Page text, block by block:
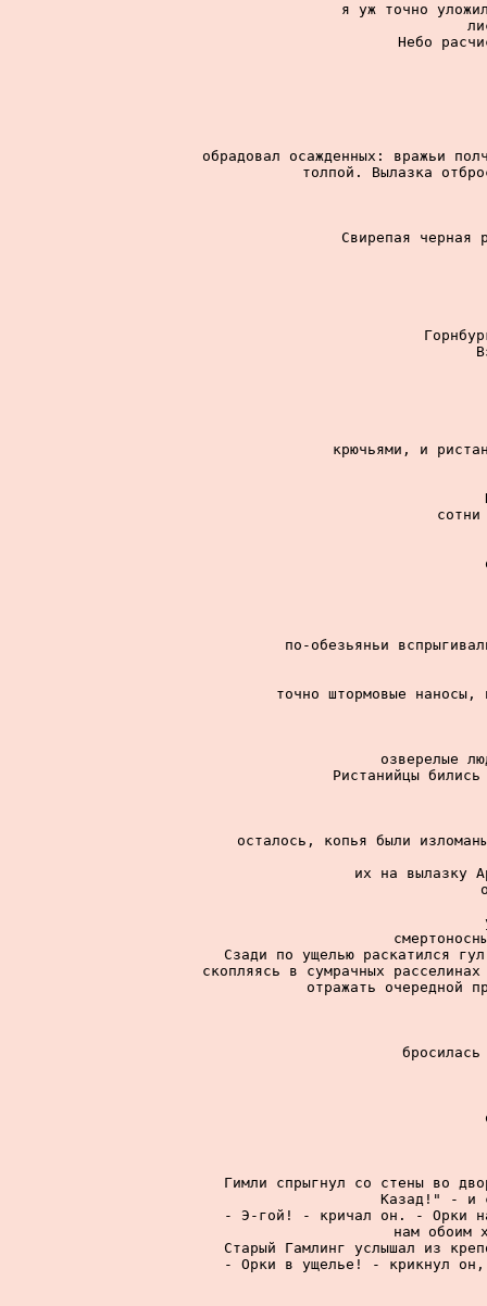
я уж точно
Небо
обрадовал осажденных: вражьи
толпой. Вылазка
Свирепая черная
крючьями, и
по-обезьяньи
точно штормовые наносы,
озверелые
Ристанийцы
осталось, копья были
их на вылазку
Сзади по ущелью раскатился
скопляясь в сумрачных
отражать очередной
Гимли спрыгнул со стены во
Казад!" - и
- Э-гой! - кричал он. - Орки
нам обоим
Старый Гамлинг услышал из
- Орки в ущелье! - крикнул